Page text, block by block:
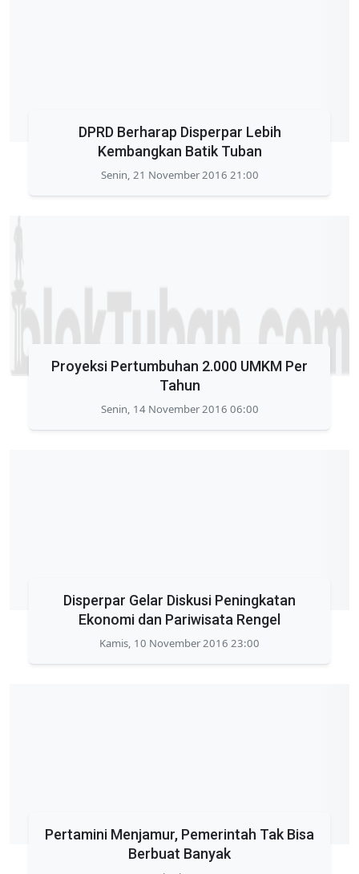
DPRD Berharap Disperpar Lebih
Kembangkan Batik Tuban
Senin, 21 November 2016 21:00
Proyeksi Pertumbuhan 2.000 UMKM Per
Tahun
Senin, 14 November 2016 06:00
Disperpar Gelar Diskusi Peningkatan
Ekonomi dan Pariwisata Rengel
Kamis, 10 November 2016 23:00
Pertamini Menjamur, Pemerintah Tak Bisa
Berbuat Banyak